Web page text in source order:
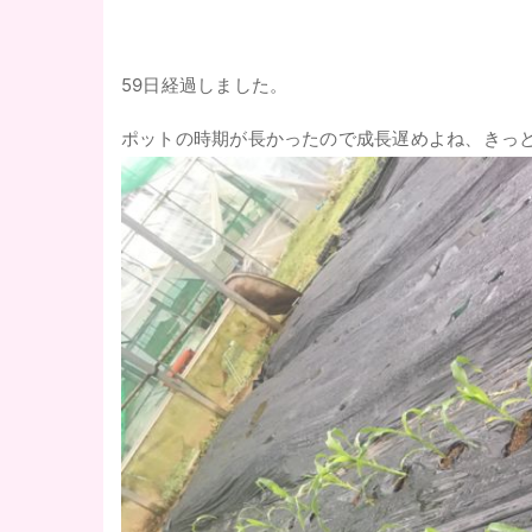
59日経過しました。
ポットの時期が長かったので成長遅めよね、きっ